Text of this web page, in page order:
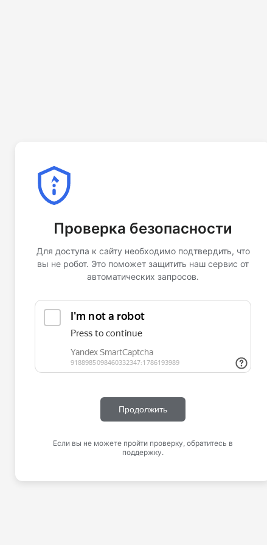
Проверка безопасности
Для доступа к сайту необходимо подтвердить, что
вы не робот. Это поможет защитить наш сервис от
автоматических запросов.
Продолжить
Если вы не можете пройти проверку, обратитесь в
поддержку.